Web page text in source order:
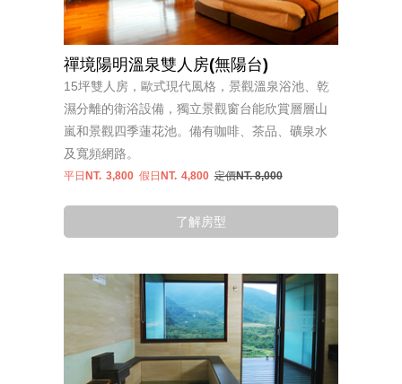
禪境陽明溫泉雙人房(無陽台)
15坪雙人房，歐式現代風格，景觀溫泉浴池、乾
濕分離的衛浴設備，獨立景觀窗台能欣賞層層山
嵐和景觀四季蓮花池。備有咖啡、茶品、礦泉水
及寬頻網路。
平日NT. 3,800 假日NT. 4,800定價NT. 8,000
了解房型